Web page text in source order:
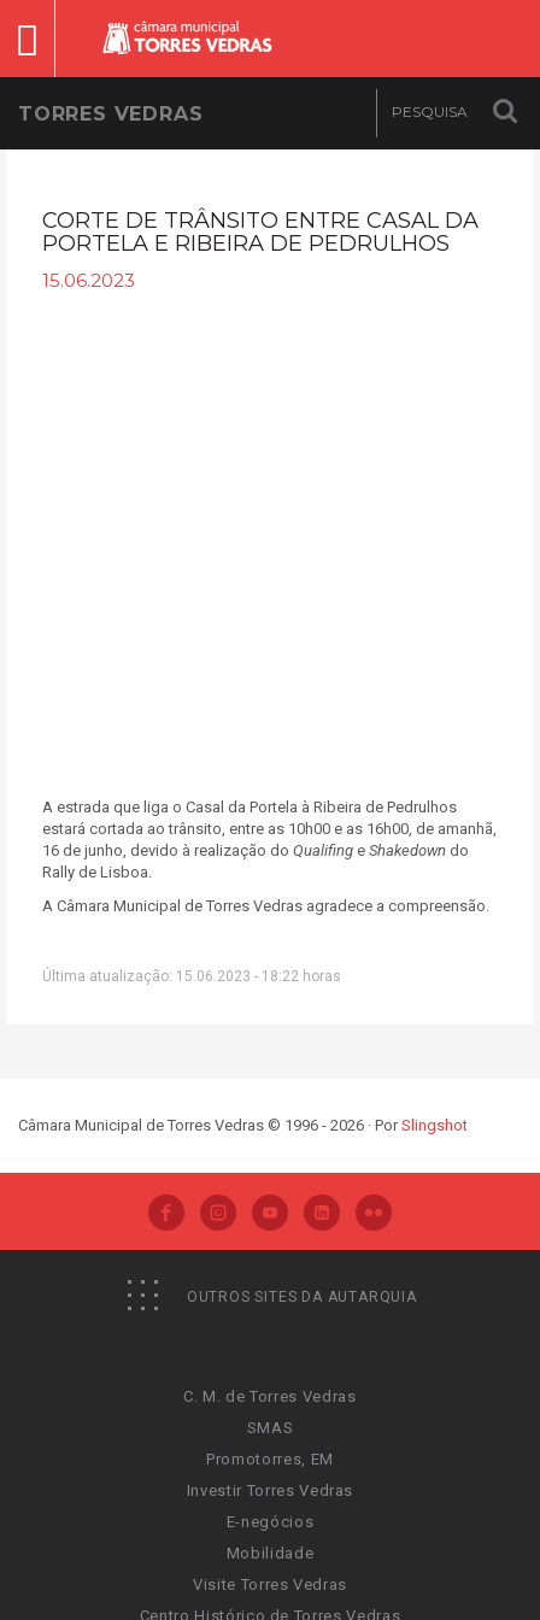
TORRES VEDRAS
CORTE DE TRÂNSITO ENTRE CASAL DA
PORTELA E RIBEIRA DE PEDRULHOS
15.06.2023
A estrada que liga o Casal da Portela à Ribeira de Pedrulhos
estará cortada ao trânsito, entre as 10h00 e as 16h00, de amanhã,
16 de junho, devido à realização do Qualifing e Shakedown do
Rally de Lisboa.
A Câmara Municipal de Torres Vedras agradece a compreensão.
Última atualização: 15.06.2023 - 18:22 horas
Câmara Municipal de Torres Vedras © 1996 - 2026 · PorSlingshot
OUTROS SITES DA AUTARQUIA
C. M. de Torres Vedras
SMAS
Promotorres, EM
Investir Torres Vedras
E-negócios
Mobilidade
Visite Torres Vedras
Centro Histórico de Torres Vedras